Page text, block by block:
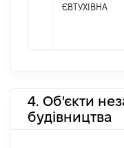
ЄВТУХІВНА
4. Об'єкти
будівництва